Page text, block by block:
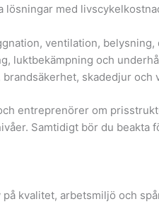
lösningar med
ventilation, belysning,
luktbekämpning och
skadedjur och
entreprenörer om
Samtidigt bör du beakta
kvalitet, arbetsmiljö och